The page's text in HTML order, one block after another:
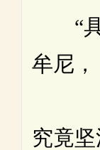
“具
牟尼，
普
究竟坚